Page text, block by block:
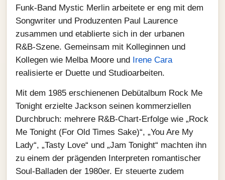
Funk‑Band Mystic Merlin arbeitete er eng mit dem
Songwriter und Produzenten Paul Laurence
zusammen und etablierte sich in der urbanen
R&B‑Szene. Gemeinsam mit Kolleginnen und
Kollegen wie Melba Moore und Irene Cara
realisierte er Duette und Studioarbeiten.
Mit dem 1985 erschienenen Debütalbum Rock Me
Tonight erzielte Jackson seinen kommerziellen
Durchbruch: mehrere R&B‑Chart‑Erfolge wie „Rock
Me Tonight (For Old Times Sake)“, „You Are My
Lady“, „Tasty Love“ und „Jam Tonight“ machten ihn
zu einem der prägenden Interpreten romantischer
Soul‑Balladen der 1980er. Er steuerte zudem